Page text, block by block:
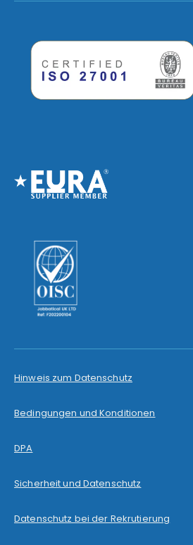
Hinweis zum Datenschutz
Bedingungen und Konditionen
DPA
Sicherheit und Datenschutz
Datenschutz bei der Rekrutierung